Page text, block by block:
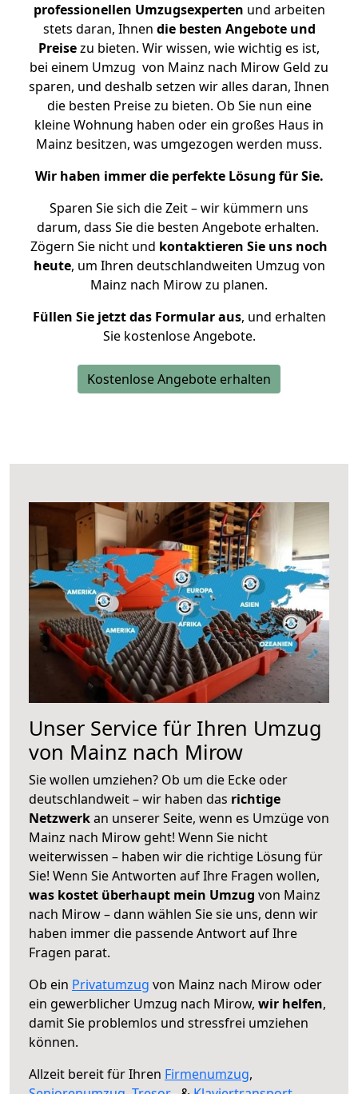
professionellen Umzugsexperten und arbeiten
stets daran, Ihnen die besten Angebote und
Preisezu bieten. Wir wissen, wie wichtig es ist,
bei einem Umzug von Mainz nach Mirow Geld zu
sparen, und deshalb setzen wir alles daran, Ihnen
die besten Preise zu bieten. Ob Sie nun eine
kleine Wohnung haben oder ein großes Haus in
Mainz besitzen, was umgezogen werden muss.
Wir haben immer die perfekte Lösung für Sie.
Sparen Sie sich die Zeit – wir kümmern uns
darum, dass Sie die besten Angebote erhalten.
Zögern Sie nicht und kontaktieren Sie uns noch
heute, um Ihren deutschlandweiten Umzug von
Mainz nach Mirow zu planen.
Füllen Sie jetzt das Formular aus, und erhalten
Sie kostenlose Angebote.
Kostenlose Angebote erhalten
Unser Service für Ihren Umzug
von Mainz nach Mirow
Sie wollen umziehen? Ob um die Ecke oder
deutschlandweit – wir haben das richtige
Netzwerkan unserer Seite, wenn es Umzüge von
Mainz nach Mirow geht! Wenn Sie nicht
weiterwissen – haben wir die richtige Lösung für
Sie! Wenn Sie Antworten auf Ihre Fragen wollen,
was kostet überhaupt mein Umzug von Mainz
nach Mirow – dann wählen Sie sie uns, denn wir
haben immer die passende Antwort auf Ihre
Fragen parat.
Ob ein Privatumzug von Mainz nach Mirow oder
ein gewerblicher Umzug nach Mirow, wir helfen,
damit Sie problemlos und stressfrei umziehen
können.
Allzeit bereit für Ihren Firmenumzug,